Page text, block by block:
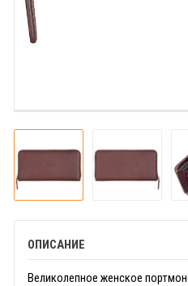
ОПИСАНИЕ
Великолепное женское